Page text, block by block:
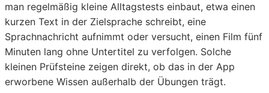
man regelmäßig kleine Alltagstests einbaut, etwa einen
kurzen Text in der Zielsprache schreibt, eine
Sprachnachricht aufnimmt oder versucht, einen Film fünf
Minuten lang ohne Untertitel zu verfolgen. Solche
kleinen Prüfsteine zeigen direkt, ob das in der App
erworbene Wissen außerhalb der Übungen trägt.